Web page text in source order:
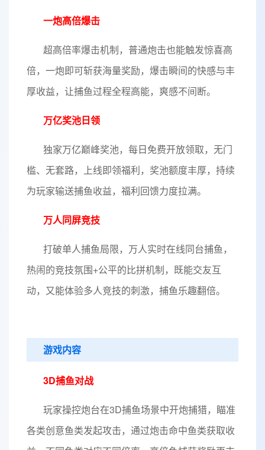
一炮高倍爆击
超高倍率爆击机制，普通炮击也能触发惊喜高
倍，一炮即可斩获海量奖励，爆击瞬间的快感与丰
厚收益，让捕鱼过程全程高能，爽感不间断。
万亿奖池日领
独家万亿巅峰奖池，每日免费开放领取，无门
槛、无套路，上线即领福利，奖池额度丰厚，持续
为玩家输送捕鱼收益，福利回馈力度拉满。
万人同屏竞技
打破单人捕鱼局限，万人实时在线同台捕鱼，
热闹的竞技氛围+公平的比拼机制，既能交友互
动，又能体验多人竞技的刺激，捕鱼乐趣翻倍。
游戏内容
3D捕鱼对战
玩家操控炮台在3D捕鱼场景中开炮捕猎，瞄准
各类创意鱼类发起攻击，通过炮击命中鱼类获取收